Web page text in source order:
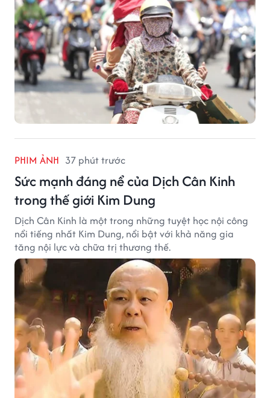
PHIM ẢNH 37 phút trước
Sức mạnh đáng nể của Dịch Cân Kinh
trong thế giới Kim Dung
Dịch Cân Kinh là một trong những tuyệt học nội công
nổi tiếng nhất Kim Dung, nổi bật với khả năng gia
tăng nội lực và chữa trị thương thế.